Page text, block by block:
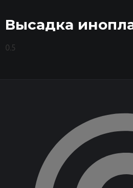
Высадка